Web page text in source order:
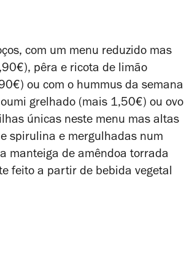
com um menu reduzido mas
pêra e ricota de limão
ou com o hummus da semana
grelhado (mais 1,50€) ou ovo
únicas neste menu mas altas
spirulina e mergulhadas num
manteiga de amêndoa torrada
feito a partir de bebida vegetal